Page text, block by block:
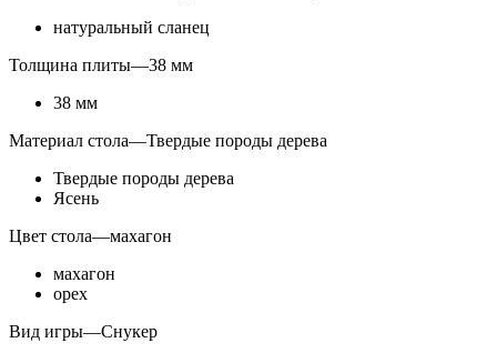
натуральный сланец
Толщина плиты—38 мм
38 мм
Материал стола—Твердые породы дерева
Твердые породы дерева
Ясень
Цвет стола—махагон
махагон
орех
Вид игры—Снукер